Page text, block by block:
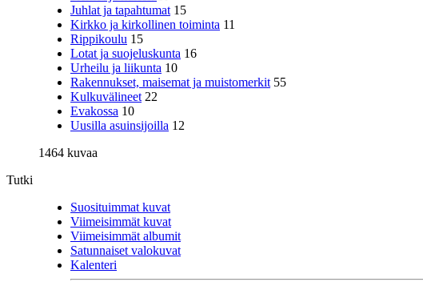
Juhlat ja tapahtumat 15
Kirkko ja kirkollinen toiminta 11
Rippikoulu 15
Lotat ja suojeluskunta 16
Urheilu ja liikunta 10
Rakennukset, maisemat ja muistomerkit 55
Kulkuvälineet 22
Evakossa 10
Uusilla asuinsijoilla 12
1464 kuvaa
Tutki
Suosituimmat kuvat
Viimeisimmät kuvat
Viimeisimmät albumit
Satunnaiset valokuvat
Kalenteri